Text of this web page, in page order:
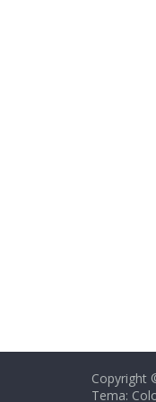
Copyright
Tema: